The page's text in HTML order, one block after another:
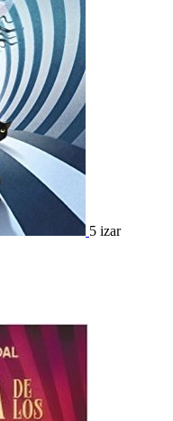
5 izar